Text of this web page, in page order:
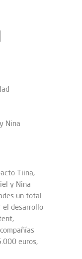
Nina
Tiina,
y Nina
un total
el desarrollo
euros,